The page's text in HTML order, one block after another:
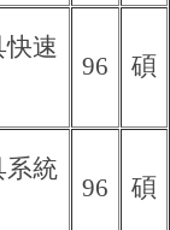
速
96 碩
系統
96 碩